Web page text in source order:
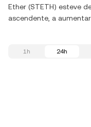
Ether (STETH) esteve
ascendente, a
1h 24h